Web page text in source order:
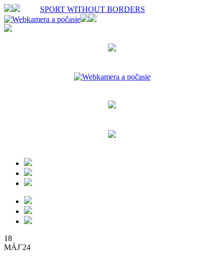
SPORT WITHOUT BORDERS
18
MÁJ´24